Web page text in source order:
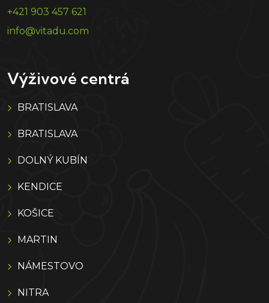
+421 903 457 621
info@vitadu.com
Výživové centrá
BRATISLAVA
BRATISLAVA
DOLNÝ KUBÍN
KENDICE
KOŠICE
MARTIN
NÁMESTOVO
NITRA